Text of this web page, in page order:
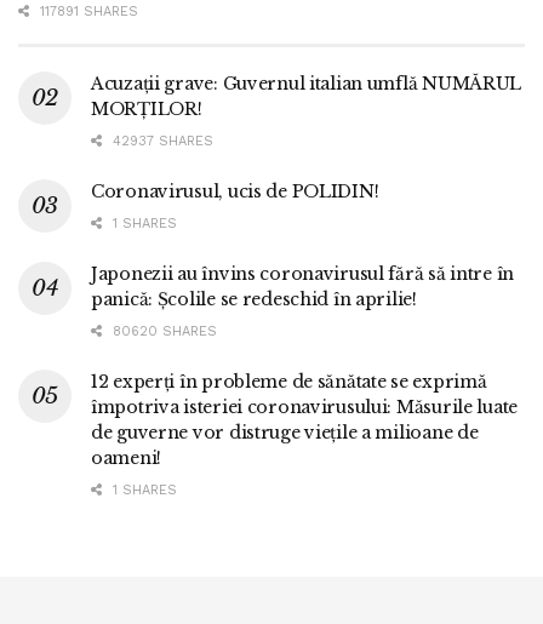
117891 SHARES
Acuzații grave: Guvernul italian umflă NUMĂRUL
MORȚILOR!
42937 SHARES
Coronavirusul, ucis de POLIDIN!
1 SHARES
Japonezii au învins coronavirusul fără să intre în
panică: Școlile se redeschid în aprilie!
80620 SHARES
12 experți în probleme de sănătate se exprimă
împotriva isteriei coronavirusului: Măsurile luate
de guverne vor distruge viețile a milioane de
oameni!
1 SHARES